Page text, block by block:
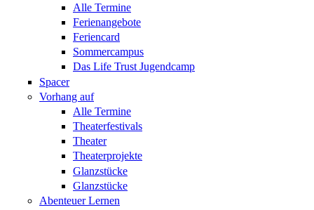
Alle Termine
Ferienangebote
Feriencard
Sommercampus
Das Life Trust Jugendcamp
Spacer
Vorhang auf
Alle Termine
Theaterfestivals
Theater
Theaterprojekte
Glanzstücke
Glanzstücke
Abenteuer Lernen